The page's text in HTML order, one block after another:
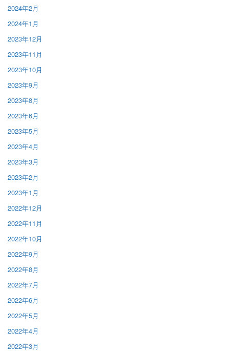
2024年2月
2024年1月
2023年12月
2023年11月
2023年10月
2023年9月
2023年8月
2023年6月
2023年5月
2023年4月
2023年3月
2023年2月
2023年1月
2022年12月
2022年11月
2022年10月
2022年9月
2022年8月
2022年7月
2022年6月
2022年5月
2022年4月
2022年3月